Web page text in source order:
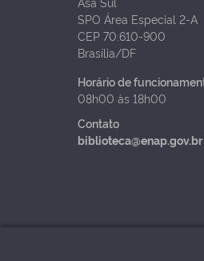
SPO Área Especial 2-A
CEP 70.610-900
Brasília/DF
Horário de
08h00 às 18h00
Contato
biblioteca@enap.gov.br